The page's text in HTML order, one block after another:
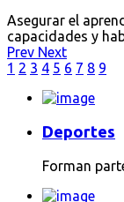
Asegurar el
capacidades y
Prev Next
1 2 3 4 5 6 7 8 9
Deportes
Forman